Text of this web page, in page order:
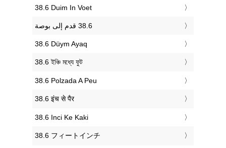
‎38.6 Duim In Voet
‎38.6 Düym Ayaq
‎38.6 ইঞ্চি মধ্যে ফুট
‎38.6 Polzada A Peu
‎38.6 इंच से पैर
‎38.6 Inci Ke Kaki
‎38.6 フィートインチ